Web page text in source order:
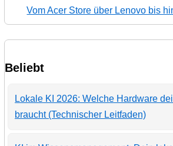
Vom Acer Store über Lenovo bis
Beliebt
Lokale KI 2026: Welche Hardware
braucht (Technischer Leitfaden)